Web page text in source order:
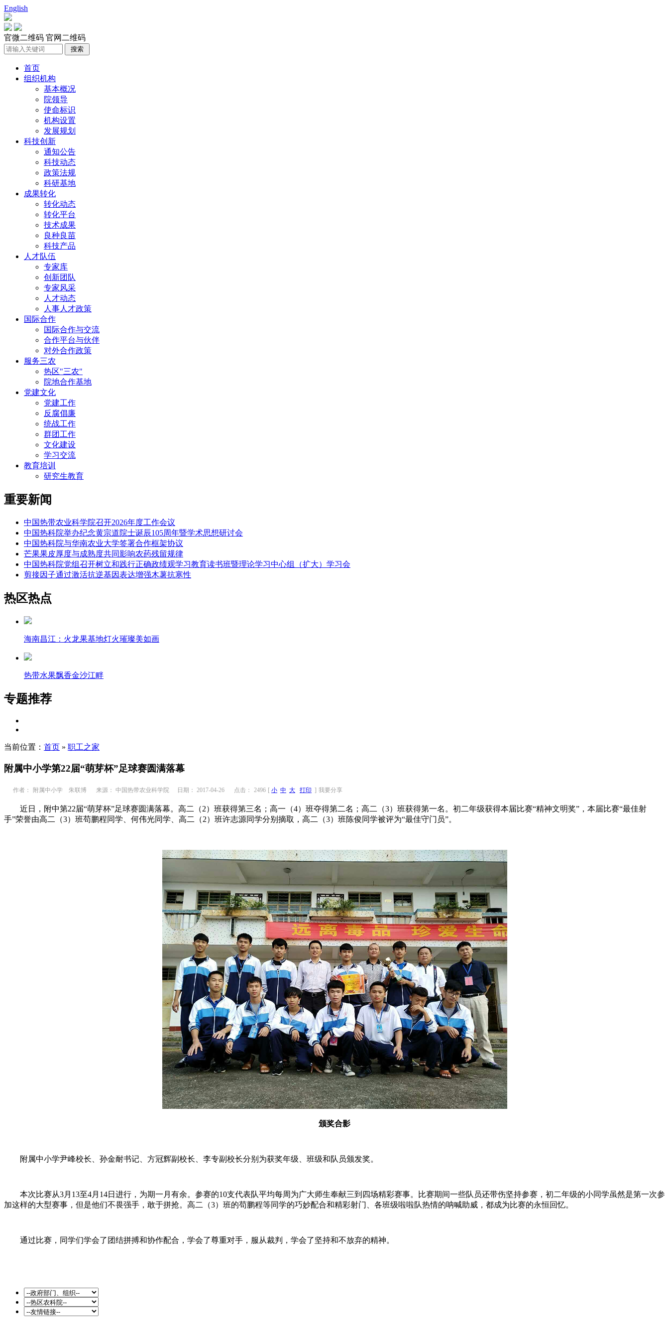
English
官微二维码 官网二维码
首页
组织机构
基本概况
院领导
使命标识
机构设置
发展规划
科技创新
通知公告
科技动态
政策法规
科研基地
成果转化
转化动态
转化平台
技术成果
良种良苗
科技产品
人才队伍
专家库
创新团队
专家风采
人才动态
人事人才政策
国际合作
国际合作与交流
合作平台与伙伴
对外合作政策
服务三农
热区"三农"
院地合作基地
党建文化
党建工作
反腐倡廉
统战工作
群团工作
文化建设
学习交流
教育培训
研究生教育
重要新闻
中国热带农业科学院召开2026年度工作会议
中国热科院举办纪念黄宗道院士诞辰105周年暨学术思想研讨会
中国热科院与华南农业大学签署合作框架协议
芒果果皮厚度与成熟度共同影响农药残留规律
中国热科院党组召开树立和践行正确政绩观学习教育读书班暨理论学习中心组（扩大）学习会
剪接因子通过激活抗逆基因表达增强木薯抗寒性
热区热点
海南昌江：火龙果基地灯火璀璨美如画
热带水果飘香金沙江畔
专题推荐
当前位置： 首页 » 职工之家
附属中小学第22届“萌芽杯”足球赛圆满落幕
作者： 附属中小学 朱联博 来源： 中国热带农业科学院 日期： 2017-04-26 点击： 2496 [ 小 中 大 打印 ] 我要分享
近日，附中第22届“萌芽杯”足球赛圆满落幕。高二（2）班获得第三名；高一（4）班夺得第二名；高二（3）班获得第一名。初二年级获得本届比赛“精神文明奖”，本届比赛“最佳射
手”荣誉由高二（3）班苟鹏程同学、何伟光同学、高二（2）班许志源同学分别摘取，高二（3）班陈俊同学被评为“最佳守门员”。
颁奖合影
附属中小学尹峰校长、孙金耐书记、方冠辉副校长、李专副校长分别为获奖年级、班级和队员颁发奖。
本次比赛从3月13至4月14日进行，为期一月有余。参赛的10支代表队平均每周为广大师生奉献三到四场精彩赛事。比赛期间一些队员还带伤坚持参赛，初二年级的小同学虽然是第一次参
加这样的大型赛事，但是他们不畏强手，敢于拼抢。高二（3）班的苟鹏程等同学的巧妙配合和精彩射门、各班级啦啦队热情的呐喊助威，都成为比赛的永恒回忆。
通过比赛，同学们学会了团结拼搏和协作配合，学会了尊重对手，服从裁判，学会了坚持和不放弃的精神。